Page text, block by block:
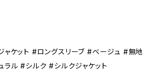
ャケット #ロングスリーブ #ベージュ #無地
ラル #シルク #シルクジャケット